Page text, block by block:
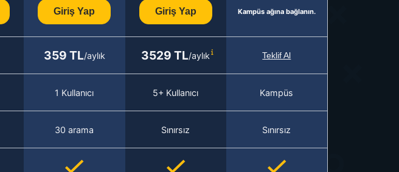
Giriş Yap Giriş Yap Kampüs ağına bağlanın.
359 TL/aylık 3529 TL/aylık Teklif Al
1 Kullanıcı 5+ Kullanıcı Kampüs
30 arama Sınırsız Sınırsız